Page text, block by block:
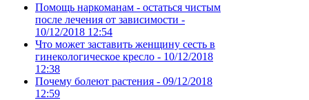
Помощь наркоманам - остаться чистым
после лечения от зависимости -
10/12/2018 12:54
Что может заставить женщину сесть в
гинекологическое кресло - 10/12/2018
12:38
Почему болеют растения - 09/12/2018
12:59